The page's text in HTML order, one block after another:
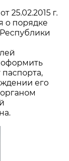
25.02.2015 г.
о порядке
оформить
его